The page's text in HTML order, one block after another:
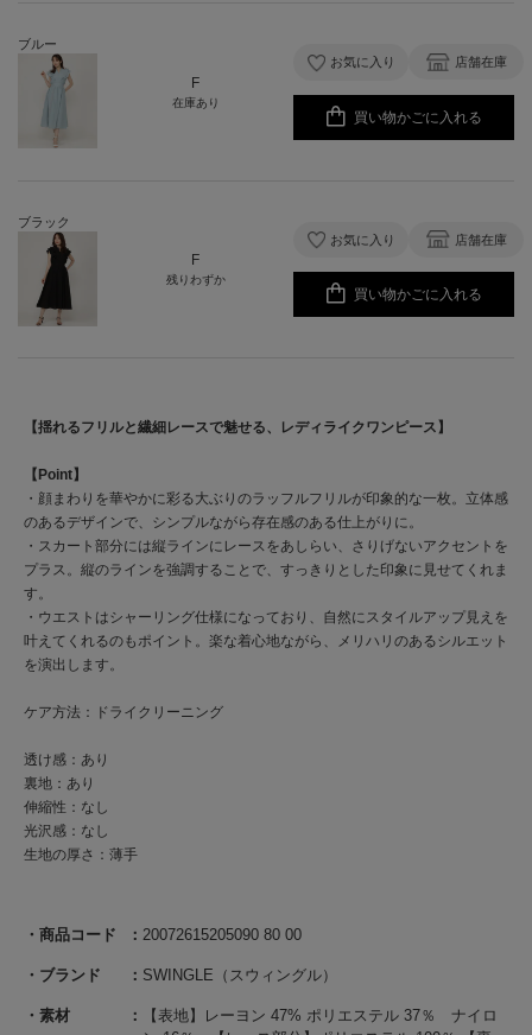
商品コード 20072615205090 80 00
ブランド SWINGLE（スウィングル）
素材
【表地】レーヨン 47% ポリエステル 37％ ナイロ
ブルー
F
在庫あり
お気に入り 店舗在庫
買い物かごに入れる
ブラック
F
残りわずか
お気に入り 店舗在庫
買い物かごに入れる
【揺れるフリルと繊細レースで魅せる、レディライクワンピース】
【Point】
・顔まわりを華やかに彩る大ぶりのラッフルフリルが印象的な一枚。立体感
のあるデザインで、シンプルながら存在感のある仕上がりに。
・スカート部分には縦ラインにレースをあしらい、さりげないアクセントを
プラス。縦のラインを強調することで、すっきりとした印象に見せてくれま
す。
・ウエストはシャーリング仕様になっており、自然にスタイルアップ見えを
叶えてくれるのもポイント。楽な着心地ながら、メリハリのあるシルエット
を演出します。
ケア方法：ドライクリーニング
透け感：あり
裏地：あり
伸縮性：なし
光沢感：なし
生地の厚さ：薄手